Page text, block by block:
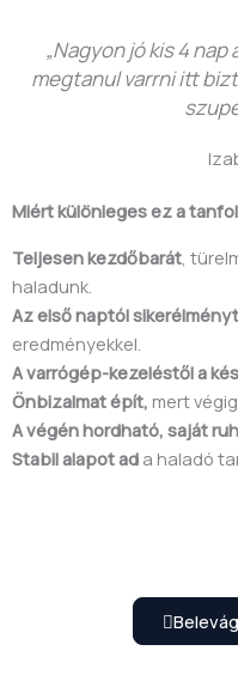
„Nagyon jó kis 4
megtanul varrni itt
Miért különleges ez a
Teljesen kezdőbarát ,
haladunk.
Az első naptól
eredményekkel.
A varrógép-kezeléstől a
Önbizalmat épít, mert
A végén hordható, saját
Stabil alapot ad a haladó